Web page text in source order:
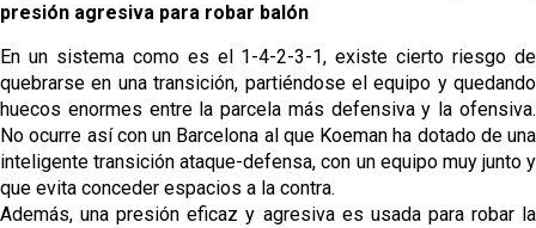
presión agresiva para robar balón
En un sistema como es el 1-4-2-3-1, existe cierto riesgo de
quebrarse en una transición, partiéndose el equipo y quedando
huecos enormes entre la parcela más defensiva y la ofensiva.
No ocurre así con un Barcelona al que Koeman ha dotado de una
inteligente transición ataque-defensa, con un equipo muy junto y
que evita conceder espacios a la contra.
Además, una presión eficaz y agresiva es usada para robar la